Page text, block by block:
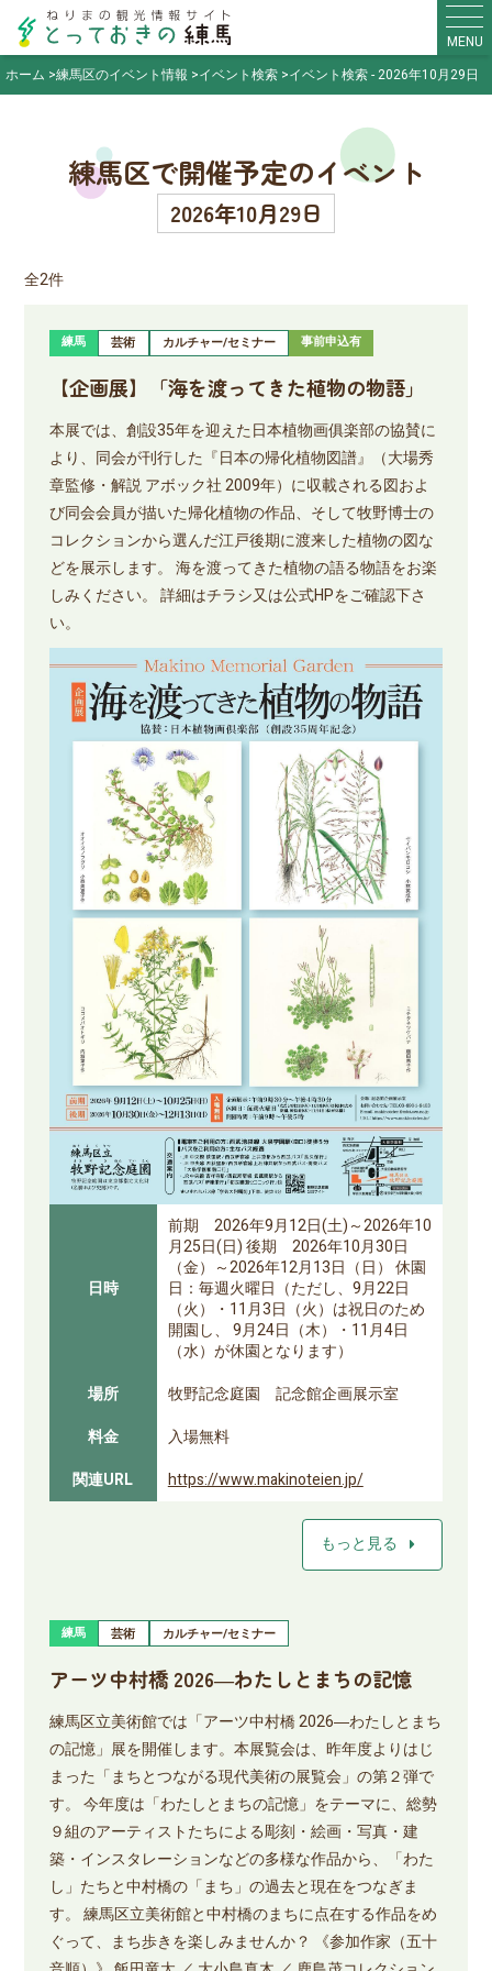
MENU
ホーム
練馬区のイベント情報 イベント検索 イベント検索 - 2026年10月29日
練馬区で開催予定のイベント
2026年10月29日
全2件
練馬 芸術 カルチャー/セミナー 事前申込有
【企画展】「海を渡ってきた植物の物語」
本展では、創設35年を迎えた日本植物画俱楽部の協賛に
より、同会が刊行した『日本の帰化植物図譜』（大場秀
章監修・解説 アボック社 2009年）に収載される図およ
び同会会員が描いた帰化植物の作品、そして牧野博士の
コレクションから選んだ江戸後期に渡来した植物の図な
どを展示します。 海を渡ってきた植物の語る物語をお楽
しみください。 詳細はチラシ又は公式HPをご確認下さ
い。
日時
前期 2026年9月12日(土)～2026年10
月25日(日) 後期 2026年10月30日
（金）～2026年12月13日（日） 休園
日：毎週火曜日（ただし、9月22日
（火）・11月3日（火）は祝日のため
開園し、 9月24日（木）・11月4日
（水）が休園となります）
場所
牧野記念庭園 記念館企画展示室
料金
入場無料
関連URL
https://www.makinoteien.jp/
もっと見る arrow_right
練馬 芸術 カルチャー/セミナー
アーツ中村橋 2026―わたしとまちの記憶
練馬区立美術館では「アーツ中村橋 2026―わたしとまち
の記憶」展を開催します。本展覧会は、昨年度よりはじ
まった「まちとつながる現代美術の展覧会」の第２弾で
す。 今年度は「わたしとまちの記憶」をテーマに、総勢
９組のアーティストたちによる彫刻・絵画・写真・建
築・インスタレーションなどの多様な作品から、「わた
し」たちと中村橋の「まち」の過去と現在をつなぎま
す。 練馬区立美術館と中村橋のまちに点在する作品をめ
ぐって、まち歩きを楽しみませんか？ 《参加作家（五十